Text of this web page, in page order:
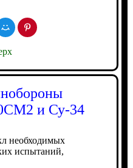
и Су-34
необходимых
испытаний,